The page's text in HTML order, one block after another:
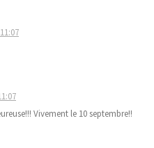
Vivement le 10 septembre!!